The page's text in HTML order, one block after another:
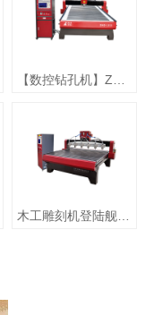
木工雕刻机登陆舰系列 ZMD-1618A